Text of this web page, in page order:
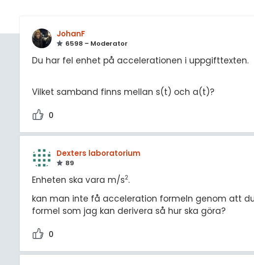
JohanF
6598 – Moderator
Du har fel enhet på accelerationen i uppgifttexten.
Vilket samband finns mellan s(t) och a(t)?
0
Dexters laboratorium
89
Enheten ska vara m/s2.
kan man inte få acceleration formeln genom att
formel som jag kan derivera så hur ska göra?
0